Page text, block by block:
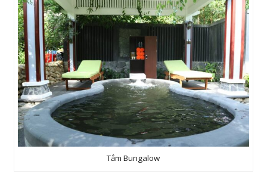
Tắm Bungalow